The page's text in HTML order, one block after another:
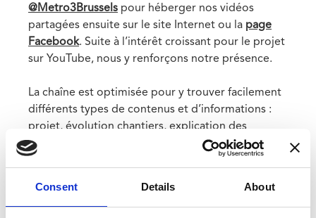
Consent Details About
@Metro3Brussels pour héberger nos vidéos
partagées ensuite sur le site Internet ou la page
Facebook. Suite à l’intérêt croissant pour le projet
sur YouTube, nous y renforçons notre présence.
La chaîne est optimisée pour y trouver facilement
différents types de contenus et d’informations :
projet, évolution chantiers, explication des
travaux…
d’information déjà existants :
- Lespoints de contactpour l'information sur le